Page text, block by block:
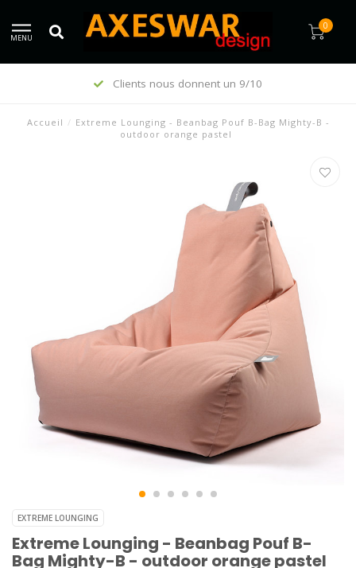
MENU
0
Clients nous donnent un 9/10
Accueil / Extreme Lounging - Beanbag Pouf B-Bag Mighty-B -
outdoor orange pastel
EXTREME LOUNGING
Extreme Lounging - Beanbag Pouf B-
Bag Mighty-B - outdoor orange pastel